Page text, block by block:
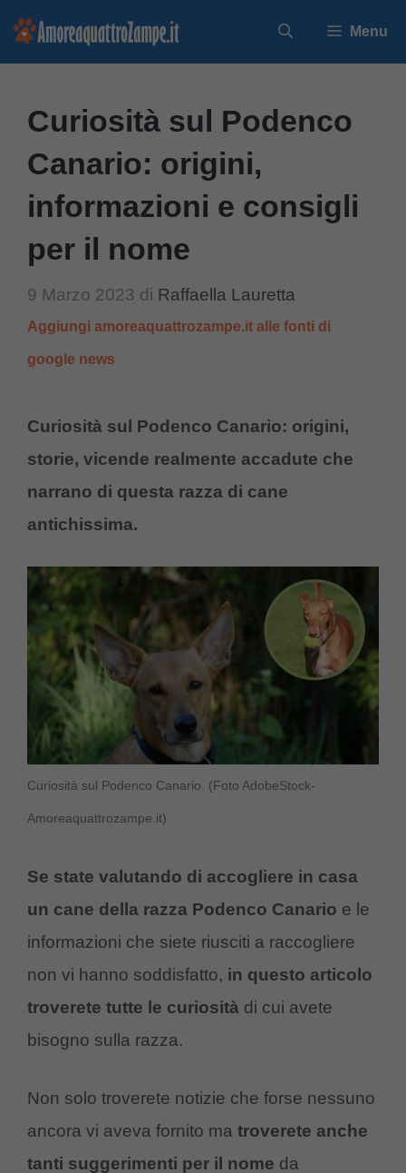
Vai
Menu
Curiosità sul Podenco
Canario: origini,
informazioni e consigli
per il nome
9 Marzo 2023 di Raffaella Lauretta
Aggiungi amoreaquattrozampe.it alle fonti di
google news
Curiosità sul Podenco Canario: origini,
storie, vicende realmente accadute che
narrano di questa razza di cane
antichissima.
Curiosità sul Podenco Canario. (Foto AdobeStock-
Amoreaquattrozampe.it)
Se state valutando di accogliere in casa
un cane della razza Podenco Canario e le
informazioni che siete riusciti a raccogliere
non vi hanno soddisfatto, in questo articolo
troverete tutte le curiosità di cui avete
bisogno sulla razza.
Non solo troverete notizie che forse nessuno
ancora vi aveva fornito ma troverete anche
tanti suggerimenti per il nome da